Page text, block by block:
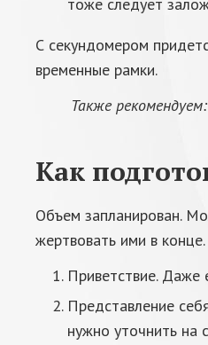
С секундомером
временные рамки.
Также рекомендуем:
Как
Объем запланирован.
жертвовать ими в
Приветствие. Даже
Представление
нужно уточнить на